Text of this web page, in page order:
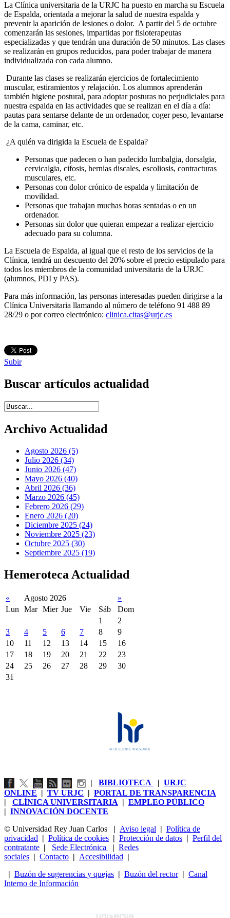
La Clínica universitaria de la URJC ha puesto en marcha su Escuela
de Espalda, orientada a mejorar la salud de nuestra espalda y
prevenir la aparición de lesiones o dolor. A partir del 5 de octubre
comenzarán las sesiones, impartidas por fisioterapeutas
especializadas y que tendrán una duración de 50 minutos. Las clases
se realizarán en grupos reducidos, para poder trabajar de manera
individualizada con cada alumno.
Durante las clases se realizarán ejercicios de fortalecimiento
muscular, estiramientos y relajación. Los alumnos aprenderán
también higiene postural, para adoptar posturas no perjudiciales para
nuestra espalda en las actividades que se realizan en el día a día:
pautas para sentarse delante de un ordenador, coger peso, levantarse
de la cama, caminar, etc.
¿A quién va dirigida la Escuela de Espalda?
Personas que padecen o han padecido lumbalgia, dorsalgia,
cervicalgia, cifosis, hernias discales, escoliosis, contracturas
musculares, etc.
Personas con dolor crónico de espalda y limitación de
movilidad.
Personas que trabajan muchas horas sentadas o en un
ordenador.
Personas sin dolor que quieran empezar a realizar ejercicio
adecuado para su columna.
La Escuela de Espalda, al igual que el resto de los servicios de la
Clínica, tendrá un descuento del 20% sobre el precio estipulado para
todos los miembros de la comunidad universitaria de la URJC
(alumnos, PDI y PAS).
Para más información, las personas interesadas pueden dirigirse a la
Clínica Universitaria llamando al número de teléfono 91 488 89
28/29 o por correo electrónico: clinica.citas@urjc.es
Subir
Buscar artículos actualidad
Introduce términos de búsqueda
Archivo Actualidad
Agosto 2026 (5)
Julio 2026 (34)
Junio 2026 (47)
Mayo 2026 (40)
Abril 2026 (36)
Marzo 2026 (45)
Febrero 2026 (29)
Enero 2026 (20)
Diciembre 2025 (24)
Noviembre 2025 (23)
Octubre 2025 (30)
Septiembre 2025 (19)
Hemeroteca Actualidad
« Agosto 2026
»
Lun
Mar Mier Jue Vie Sáb
Dom
1
2
3
4 5 6 7 8
9
10
11 12 13 14 15
16
17
18 19 20 21 22
23
24
25 26 27 28 29
30
31
| BIBLIOTECA | URJC
ONLINE | TV URJC | PORTAL DE TRANSPARENCIA
| CLÍNICA UNIVERSITARIA | EMPLEO PÚBLICO
| INNOVACIÓN DOCENTE
© Universidad Rey Juan Carlos
| Aviso legal | Política de
privacidad | Política de cookies | Protección de datos | Perfil del
contratante | Sede Electrónica | Redes
sociales | Contacto | Accesibilidad |
| Buzón de sugerencias y quejas | Buzón del rector| Canal
Interno de Información